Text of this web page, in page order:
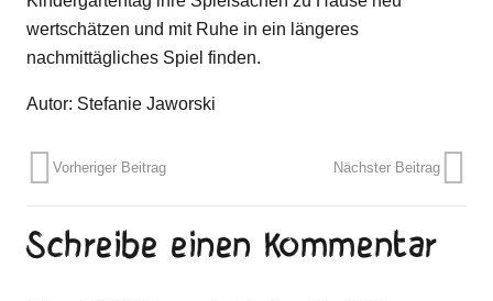
wertschätzen und mit Ruhe in ein längeres
nachmittägliches Spiel finden.
Autor: Stefanie Jaworski
Vorheriger Beitrag Nächster Beitrag
Schreibe einen Kommentar